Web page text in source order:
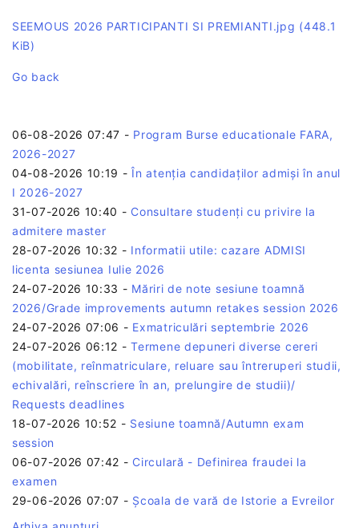
SEEMOUS 2026 PARTICIPANTI SI PREMIANTI.jpg (448.1
KiB)
Go back
06-08-2026 07:47 - Program Burse educationale FARA,
2026-2027
04-08-2026 10:19 -În atenția candidaților admiși în anul
I 2026-2027
31-07-2026 10:40 - Consultare studenți cu privire la
admitere master
28-07-2026 10:32 - Informatii utile: cazare ADMISI
licenta sesiunea Iulie 2026
24-07-2026 10:33 - Măriri de note sesiune toamnă
2026/Grade improvements autumn retakes session 2026
24-07-2026 07:06 - Exmatriculări septembrie 2026
24-07-2026 06:12 -Termene depuneri diverse cereri
(mobilitate, reînmatriculare, reluare sau întreruperi studii,
echivalări, reînscriere în an, prelungire de studii)/
Requests deadlines
18-07-2026 10:52 - Sesiune toamnă/Autumn exam
session
06-07-2026 07:42 - Circulară - Definirea fraudei la
examen
29-06-2026 07:07 - Școala de vară de Istorie a Evreilor